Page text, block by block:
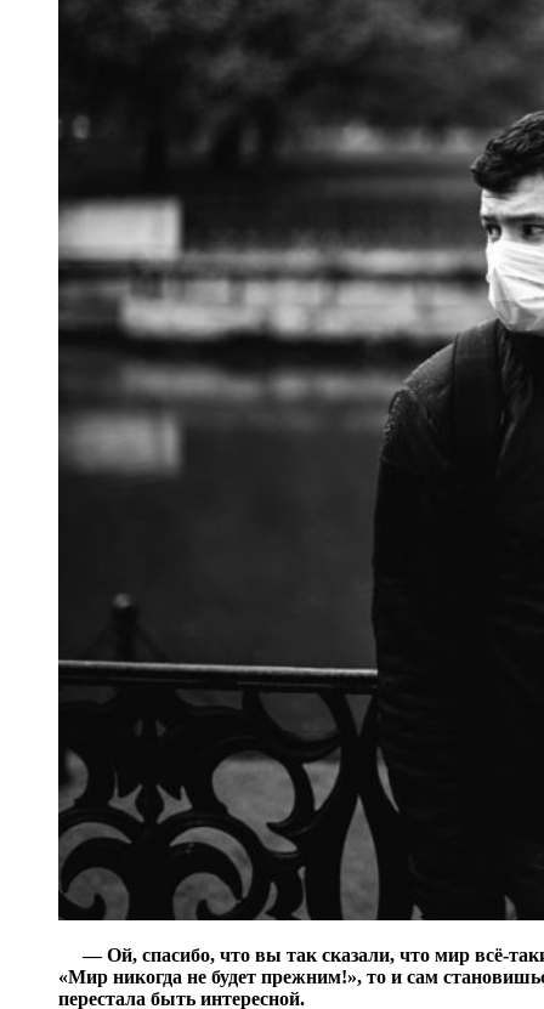
— Ой, спасибо, что вы так сказали, что мир всё-
«Мир никогда не будет прежним!», то и сам
перестала быть интересной.